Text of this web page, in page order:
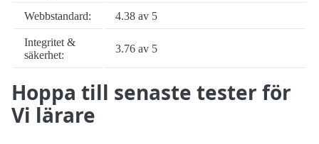
Webbstandard: 4.38 av 5
Integritet &
säkerhet:
3.76 av 5
Hoppa till senaste tester för
Vi lärare